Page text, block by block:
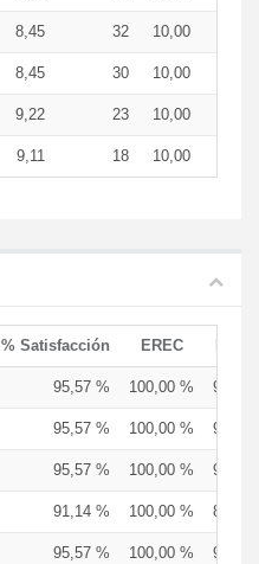
8,45 32 10,00
8,45 30 10,00
9,22 23 10,00
9,11 18 10,00
% Satisfacción EREC
95,57 % 100,00 % 94,74
95,57 % 100,00 % 94,74
95,57 % 100,00 % 94,74
91,14 % 100,00 % 89,47
95,57 % 100,00 % 94,74